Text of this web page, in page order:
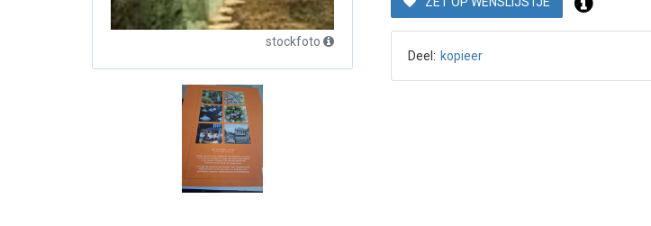
stockfoto
Deel: kopieer